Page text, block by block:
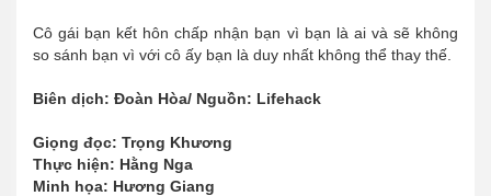
Cô gái bạn kết hôn chấp nhận bạn vì bạn là ai và sẽ không
so sánh bạn vì với cô ấy bạn là duy nhất không thể thay thế.
Biên dịch: Đoàn Hòa/ Nguồn: Lifehack
Giọng đọc: Trọng Khương
Thực hiện: Hằng Nga
Minh họa: Hương Giang